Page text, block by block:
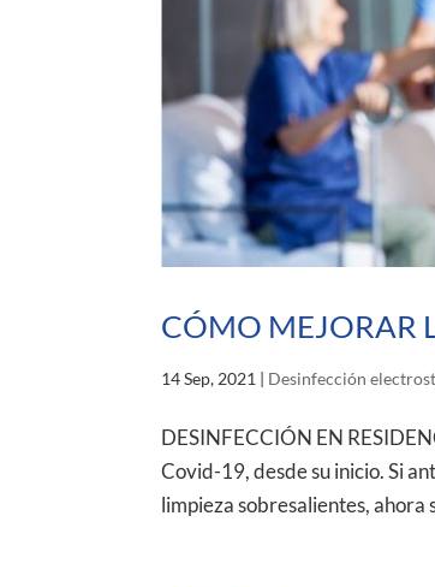
CÓMO MEJORAR
14 Sep, 2021 | Desinfección
DESINFECCIÓN EN
Covid-19, desde su inicio. Si
limpieza sobresalientes, ahora